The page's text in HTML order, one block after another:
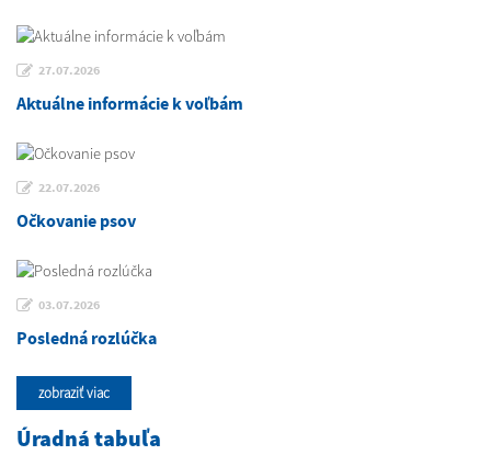
27.07.2026
Aktuálne informácie k voľbám
22.07.2026
Očkovanie psov
03.07.2026
Posledná rozlúčka
zobraziť viac
Úradná tabuľa